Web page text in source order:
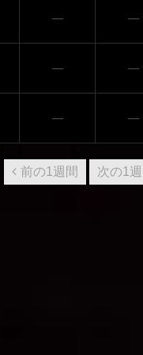
─ ─
─ ─
─ ─
前の1週間 次の1